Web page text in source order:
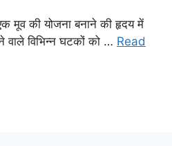
की योजना बनाने की हृदय में
वाले विभिन्न घटकों को … Read